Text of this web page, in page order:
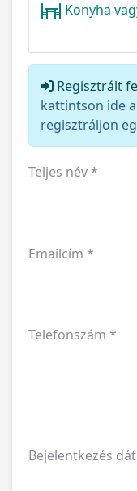
Konyha
Regisztrált
kattintson ide
regisztráljon
Teljes név*
Emailcím *
Telefonszám *
Bejelentkezés